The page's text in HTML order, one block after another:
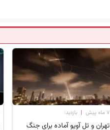
۷ ماه پیش | بازدید:
تهران و تل آویو آماده برای جنگ